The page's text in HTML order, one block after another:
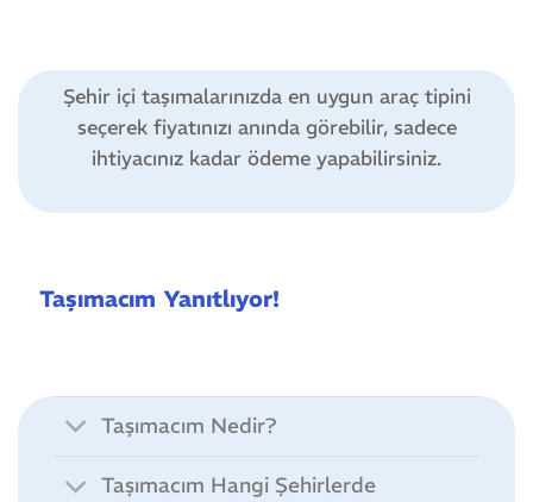
Şehir içi taşımalarınızda en uygun araç tipini
seçerek fiyatınızı anında görebilir, sadece
ihtiyacınız kadar ödeme yapabilirsiniz.
Taşımacım Yanıtlıyor!
Taşımacım Nedir?
Taşımacım Hangi Şehirlerde